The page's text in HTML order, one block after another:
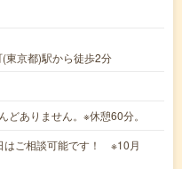
東京都)駅から徒歩2分
ありません。※休憩60分。
ご相談可能です！ ※10月